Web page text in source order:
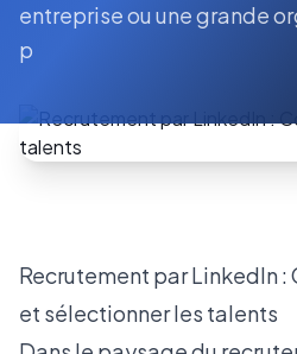
entreprise ou une grande
p
Recrutement par LinkedIn
et sélectionner les talents